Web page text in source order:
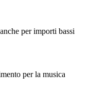
per importi bassi
per la musica